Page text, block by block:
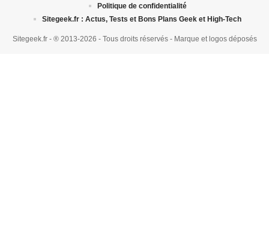
Sitegeek.fr - ® 2013-2026 - Tous droits réservés - Marque et logos déposés
Politique de confidentialité
Sitegeek.fr : Actus, Tests et Bons Plans Geek et High-Tech